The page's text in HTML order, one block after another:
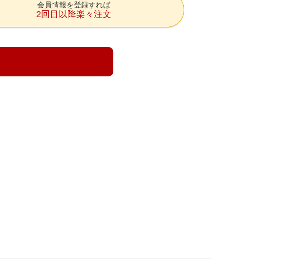
会員情報を登録すれば
2回目以降楽々注文